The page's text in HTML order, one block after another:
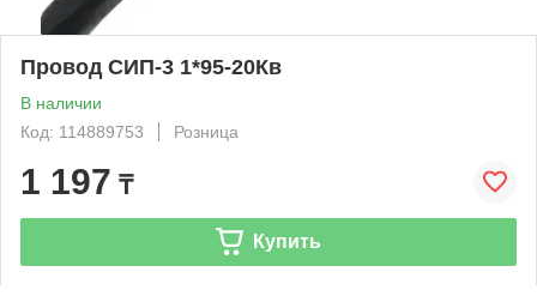
Провод СИП-3 1*95-20Кв
В наличии
Код: 114889753
Розница
1 197 ₸
Купить